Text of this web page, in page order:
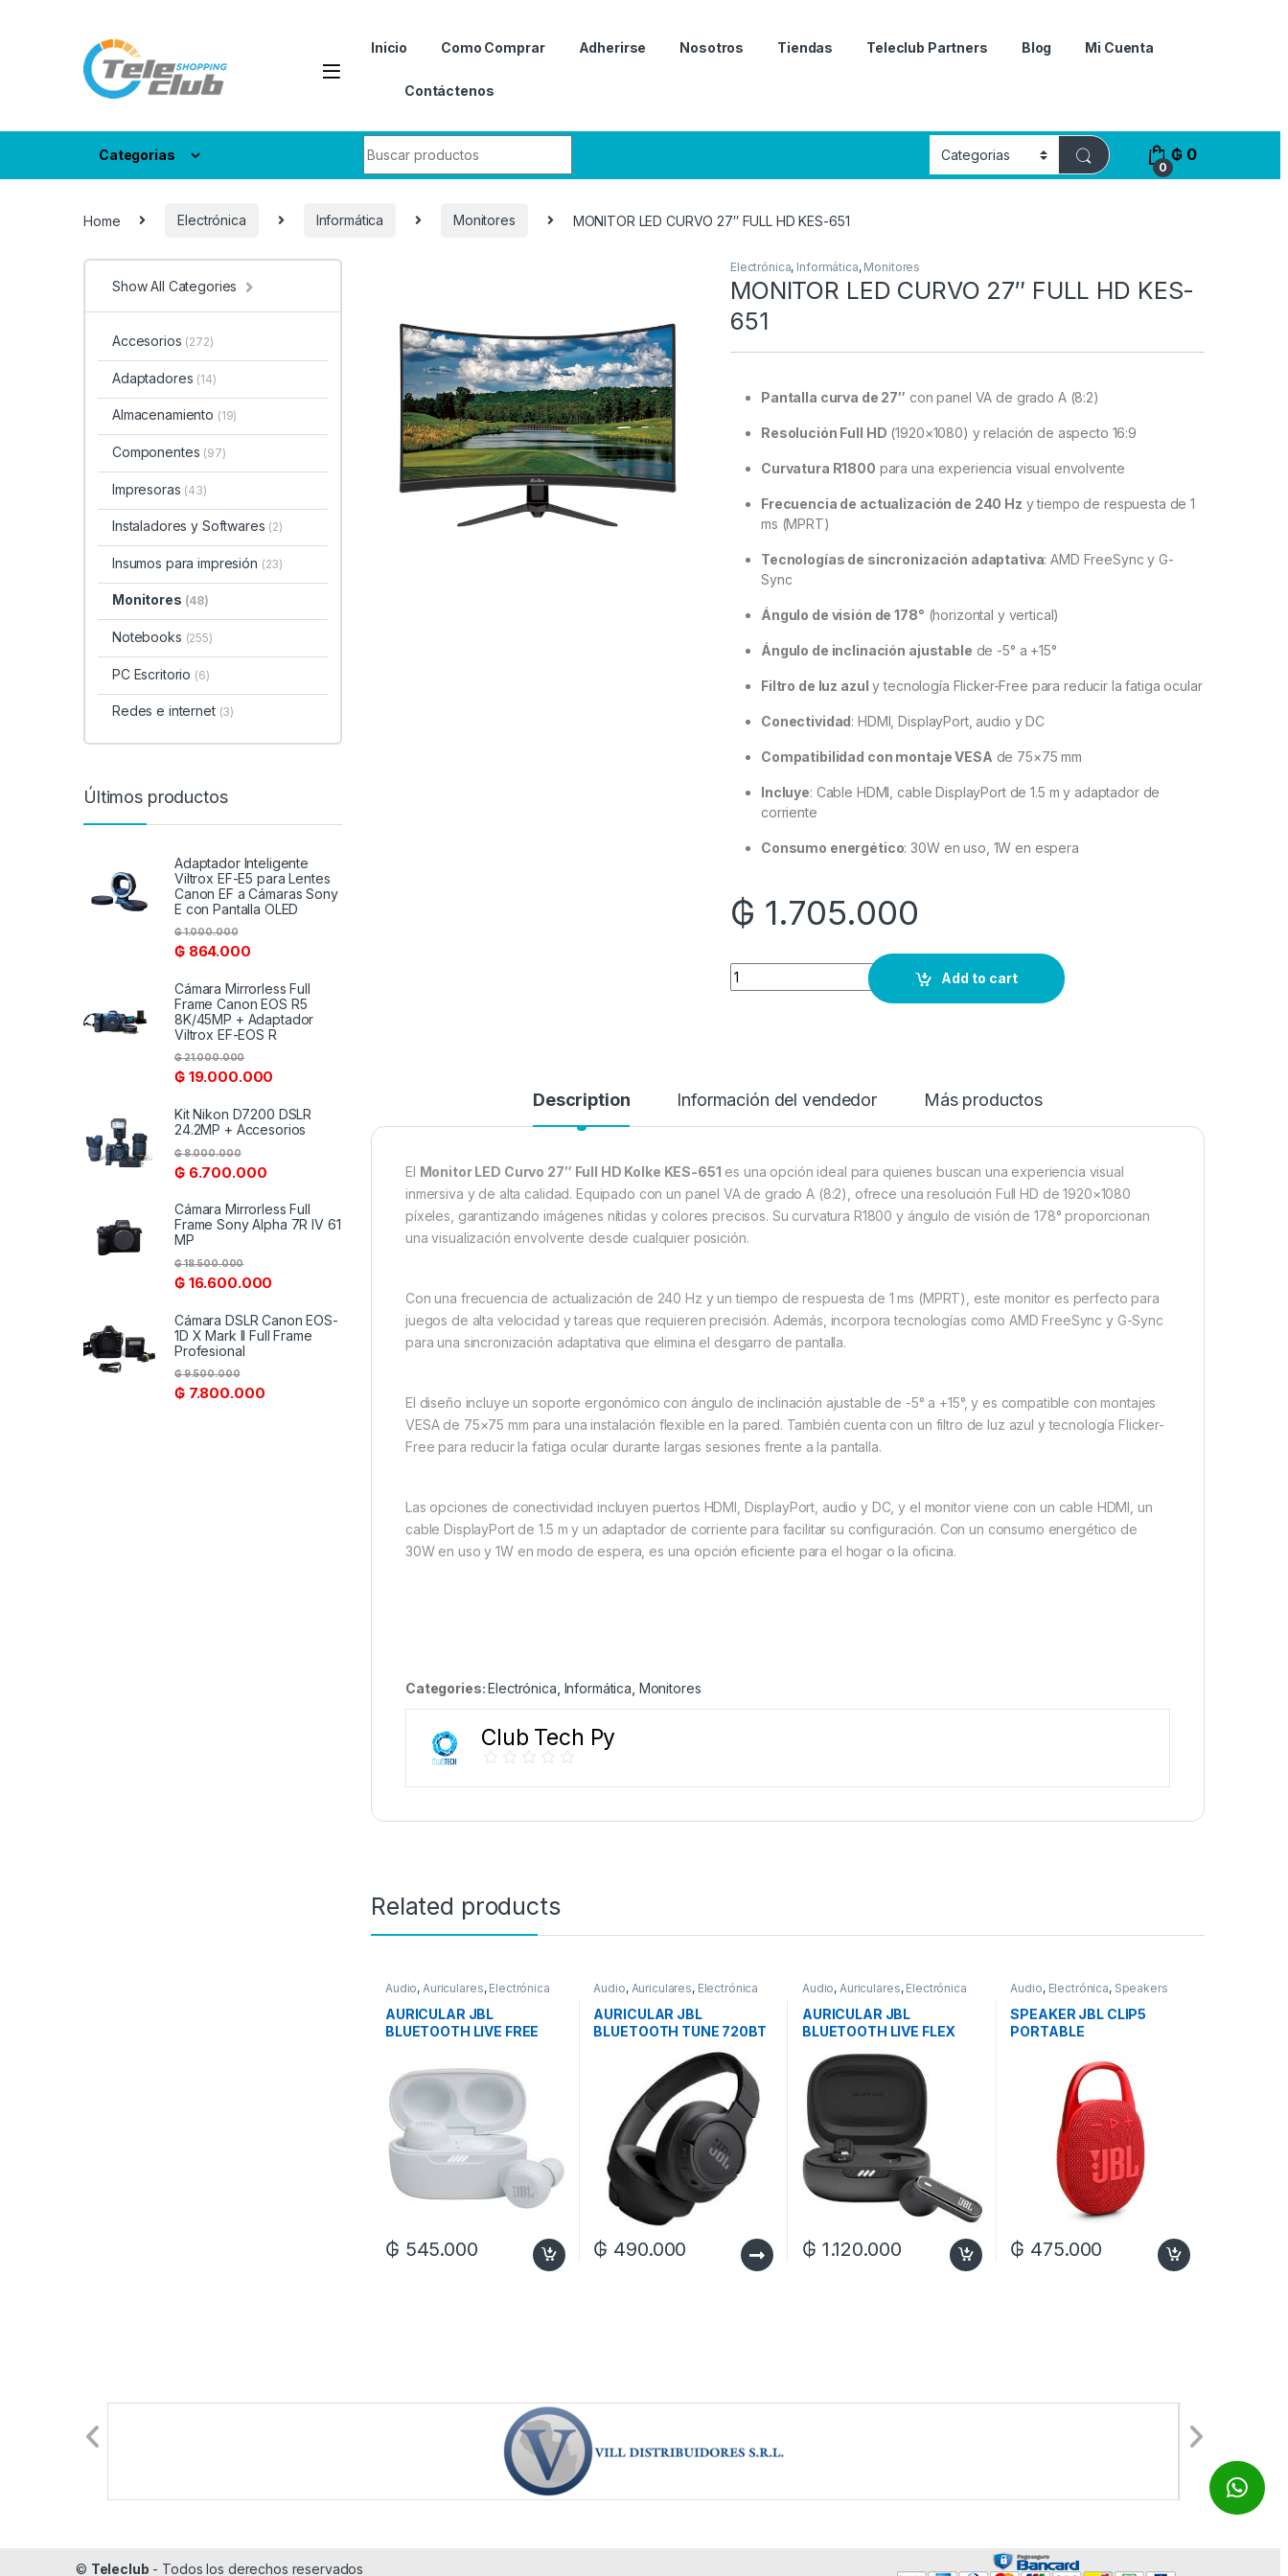
Inicio Como Comprar Adherirse Nosotros Tiendas Teleclub Partners Blog Mi Cuenta
Contáctenos
Categorias
0
₲ 0
Home Electrónica Informática Monitores MONITOR LED CURVO 27″ FULL HD KES-651
Electrónica, Informática, Monitores
MONITOR LED CURVO 27″ FULL HD KES-
651
Pantalla curva de 27″ con panel VA de grado A (8:2)
Resolución Full HD (1920×1080) y relación de aspecto 16:9
Curvatura R1800 para una experiencia visual envolvente
Frecuencia de actualización de 240 Hz y tiempo de respuesta de 1
ms (MPRT)
Tecnologías de sincronización adaptativa: AMD FreeSync y G-
Sync
Ángulo de visión de 178° (horizontal y vertical)
Ángulo de inclinación ajustable de -5° a +15°
Filtro de luz azul y tecnología Flicker-Free para reducir la fatiga ocular
Conectividad: HDMI, DisplayPort, audio y DC
Compatibilidad con montaje VESA de 75×75 mm
Incluye: Cable HDMI, cable DisplayPort de 1.5 m y adaptador de
corriente
Consumo energético: 30W en uso, 1W en espera
₲ 1.705.000
Quantity
Add to cart
Description Información del vendedor Más productos
El Monitor LED Curvo 27″ Full HD Kolke KES-651 es una opción ideal para quienes buscan una experiencia visual
inmersiva y de alta calidad. Equipado con un panel VA de grado A (8:2), ofrece una resolución Full HD de 1920×1080
píxeles, garantizando imágenes nítidas y colores precisos. Su curvatura R1800 y ángulo de visión de 178° proporcionan
una visualización envolvente desde cualquier posición.
Con una frecuencia de actualización de 240 Hz y un tiempo de respuesta de 1 ms (MPRT), este monitor es perfecto para
juegos de alta velocidad y tareas que requieren precisión. Además, incorpora tecnologías como AMD FreeSync y G-Sync
para una sincronización adaptativa que elimina el desgarro de pantalla.
El diseño incluye un soporte ergonómico con ángulo de inclinación ajustable de -5° a +15°, y es compatible con montajes
VESA de 75×75 mm para una instalación flexible en la pared. También cuenta con un filtro de luz azul y tecnología Flicker-
Free para reducir la fatiga ocular durante largas sesiones frente a la pantalla.
Las opciones de conectividad incluyen puertos HDMI, DisplayPort, audio y DC, y el monitor viene con un cable HDMI, un
cable DisplayPort de 1.5 m y un adaptador de corriente para facilitar su configuración. Con un consumo energético de
30W en uso y 1W en modo de espera, es una opción eficiente para el hogar o la oficina.
Categories:Electrónica Informática Monitores
Club Tech Py
Related products
Audio, Auriculares, Electrónica
AURICULAR JBL
BLUETOOTH LIVE FREE
₲ 545.000
Audio, Auriculares, Electrónica
AURICULAR JBL
BLUETOOTH TUNE 720BT
₲ 490.000
Audio, Auriculares, Electrónica
AURICULAR JBL
BLUETOOTH LIVE FLEX
₲ 1.120.000
Audio, Electrónica, Speakers
SPEAKER JBL CLIP5
PORTABLE
₲ 475.000
Show All Categories
Accesorios (272)
Adaptadores (14)
Almacenamiento (19)
Componentes (97)
Impresoras (43)
Instaladores y Softwares (2)
Insumos para impresión (23)
Monitores (48)
Notebooks (255)
PC Escritorio (6)
Redes e internet (3)
Últimos productos
Adaptador Inteligente
Viltrox EF-E5 para Lentes
Canon EF a Cámaras Sony
E con Pantalla OLED
₲864.000
₲1.000.000
Cámara Mirrorless Full
Frame Canon EOS R5
8K/45MP + Adaptador
Viltrox EF-EOS R
₲19.000.000
₲21.000.000
Kit Nikon D7200 DSLR
24.2MP + Accesorios
₲6.700.000
₲8.000.000
Cámara Mirrorless Full
Frame Sony Alpha 7R IV 61
MP
₲16.600.000
₲18.500.000
Cámara DSLR Canon EOS-
1D X Mark II Full Frame
Profesional
₲7.800.000
₲9.500.000
© Teleclub - Todos los derechos reservados